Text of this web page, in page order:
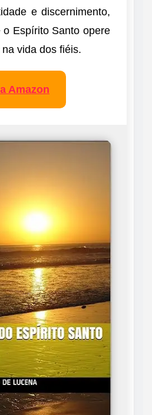
e discernimento,
o Espírito Santo opere
vida dos fiéis.
Amazon